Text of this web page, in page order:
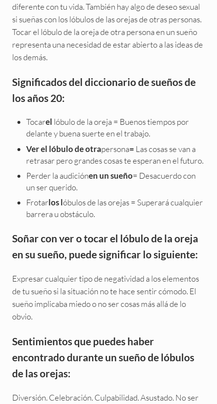
diferente con tu vida. También hay algo de deseo sexual
si sueñas con los lóbulos de las orejas de otras personas.
Tocar el lóbulo de la oreja de otra persona en un sueño
representa una necesidad de estar abierto a las ideas de
los demás.
Significados del diccionario de sueños de
los años 20:
Tocarel lóbulo de la oreja = Buenos tiempos por
delante y buena suerte en el trabajo.
Ver el lóbulo de otrapersona= Las cosas se van a
retrasar pero grandes cosas te esperan en el futuro.
Perder la audiciónen un sueño= Desacuerdo con
un ser querido.
Frotar los lóbulos de las orejas = Superará cualquier
barrera u obstáculo.
Soñar con ver o tocar el lóbulo de la oreja
en su sueño, puede significar lo siguiente:
Expresar cualquier tipo de negatividad a los elementos
de tu sueño si la situación no te hace sentir cómodo. El
sueño implicaba miedo o no ser cosas más allá de lo
obvio.
Sentimientos que puedes haber
encontrado durante un sueño de lóbulos
de las orejas:
Diversión. Celebración. Culpabilidad. Asustado. No ser